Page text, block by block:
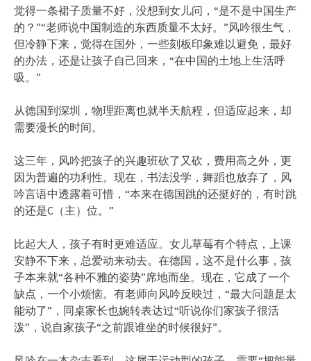
觉得一条裙子质量不好，没想到女儿问，“是不是中国生产
的？”“老师说中国制造的东西质量不太好。”风吟很生气，
但冷静下来，觉得在国外，一些刻板印象难以避免，最好
的办法，还是让孩子自己回来，“在中国的土地上生活呼
吸。”
从德国到深圳，物理距离也就半天航程，但适应起来，却
需要漫长的时间。
这三年，风吟把孩子的兴趣班砍了又砍，费用高之外，更
因为普遍的功利性。现在，书法没学，舞蹈也放弃了，风
吟言语中透露着可惜，“本来在德国跳的还挺好的，有时跳
的还是C（主）位。”
比起大人，孩子有时更难适应。女儿草莓有个特点，上课
安静不下来，总爱动来动去。在德国，这不是什么事，孩
子本来就“各种不雅的姿势”席地而坐。现在，它成了一个
缺点，一个小烦恼。有老师向风吟反映过，“最大问题是太
能动了”，同桌家长也婉转表达过“听说你们家孩子很活
泼”，说自家孩子“之前跟谁坐的时候很好”。